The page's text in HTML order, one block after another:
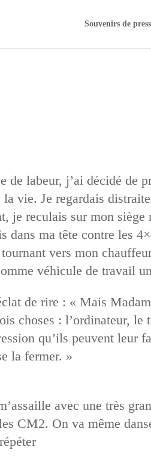
Souvenirs de
de labeur, j’ai décidé de
vie. Je regardais
reculais sur mon siège
dans ma tête contre les
vers mon
véhicule de travail
de rire : « Mais
choses : l’ordinateur,
qu’ils peuvent leur
la fermer. »
avec une très
CM2. On va même